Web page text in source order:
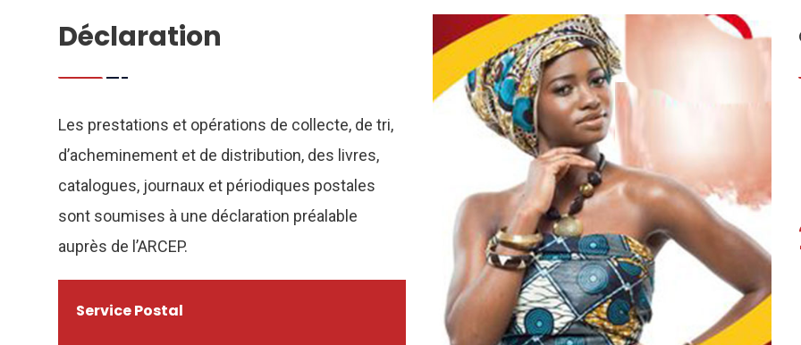
Déclaration
Les prestations et opérations de collecte, de tri,
d’acheminement et de distribution, des livres,
catalogues, journaux et périodiques postales
sont soumises à une déclaration préalable
auprès de l’ARCEP.
Service Postal